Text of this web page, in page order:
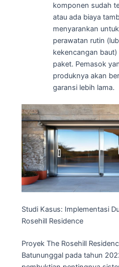
komponen sudah
atau ada biaya
menyarankan
perawatan rutin
kekencangan
paket. Pemasok
produknya akan
garansi lebih lama.
Studi Kasus: Implementasi
Rosehill Residence
Proyek The Rosehill
Batununggal pada tahun